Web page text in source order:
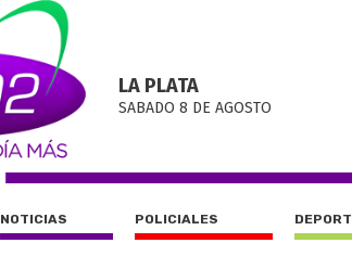
LA PLATA
SABADO 8 DE AGOSTO
NOTICIAS POLICIALES